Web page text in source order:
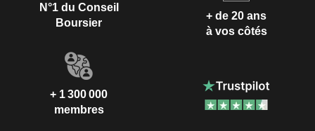
N°1 du Conseil
Boursier
+ de 20 ans
à vos côtés
+ 1 300 000
membres